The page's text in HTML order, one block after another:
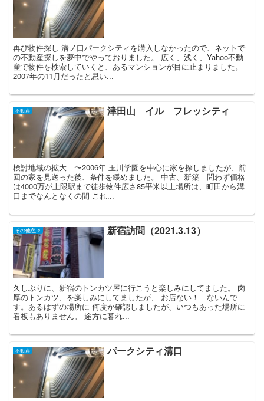
再び物件探し 溝ノ口パークシティを購入しなかったので、ネットで
の不動産探しを夢中でやっておりました。 広く、浅く、Yahoo不動
産で物件を検索していくと、あるマンションが目に止まりました。
2007年の11月だったと思い...
不動産 津田山 イル フレッシティ
検討地域の拡大 〜2006年 玉川学園を中心に家を探しましたが、前
回の家を見送った後、条件を緩めました。 中古、新築 問わず価格
は4000万が上限駅まで徒歩物件広さ85平米以上場所は、町田から溝
口までなんとなくの間 これ...
その他色々 新宿訪問（2021.3.13）
久しぶりに、新宿のトンカツ屋に行こうと楽しみにしてました。 肉
厚のトンカツ、を楽しみにしてましたが、 お店ない！ ないんで
す。あるはずの場所に 何度か確認しましたが、いつもあった場所に
看板もありません。 途方に暮れ...
不動産 パークシティ溝口